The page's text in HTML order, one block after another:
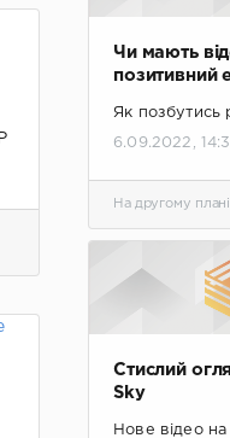
Чи мають
позитивний
Як позбутись
6.09.2022,
На другому плані
Стислий
Sky
Нове відео на